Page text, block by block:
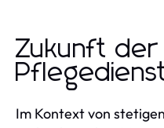
Zukunft
Im Kontext von